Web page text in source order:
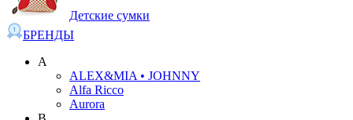
Детские сумки
БРЕНДЫ
A
ALEX&MIA • JOHNNY
Alfa Ricco
Aurora